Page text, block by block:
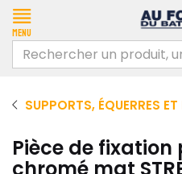
Menu
SUPPORTS, ÉQUERRES
Pièce de